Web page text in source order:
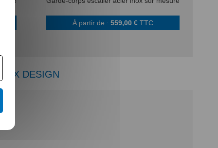
À partir de : 559,00 € TTC
DESIGN